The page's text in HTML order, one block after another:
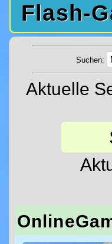
Flash-
Suchen:
Aktuelle